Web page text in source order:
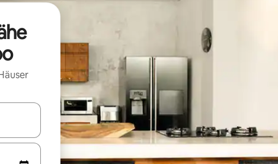
den Pfeiltasten nach oben und unten oder erkunde die Ergebnisse